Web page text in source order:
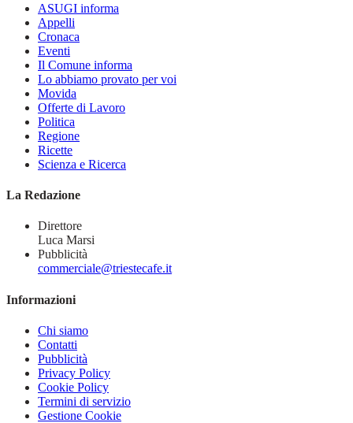
ASUGI informa
Appelli
Cronaca
Eventi
Il Comune informa
Lo abbiamo provato per voi
Movida
Offerte di Lavoro
Politica
Regione
Ricette
Scienza e Ricerca
La Redazione
Direttore
Luca Marsi
Pubblicità
commerciale@triestecafe.it
Informazioni
Chi siamo
Contatti
Pubblicità
Privacy Policy
Cookie Policy
Termini di servizio
Gestione Cookie